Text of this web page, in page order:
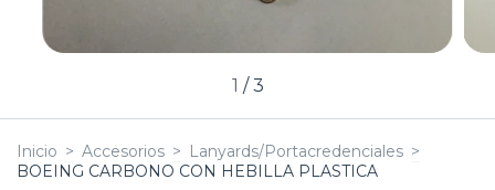
1 /3
Inicio > Accesorios > Lanyards/Portacredenciales >
BOEING CARBONO CON HEBILLA PLASTICA